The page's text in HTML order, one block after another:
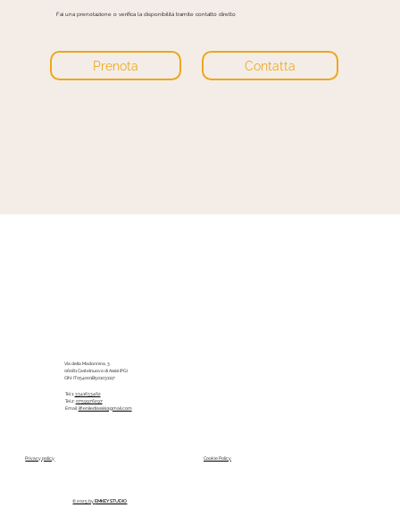
Fai una prenotazione o verifica la disponibilità tramite contatto diretto
Prenota Contatta
Via della Madonnina, 3
06081 Castelnuovo di Assisi (PG)
CIN: IT054001B501031117
Tel 1:3341633462
Tel 2:0759976297
Email:ilfienilediassisi@gmail.com
© 2025 byEMKEY STUDIO
Privacy policy Cookie Policy